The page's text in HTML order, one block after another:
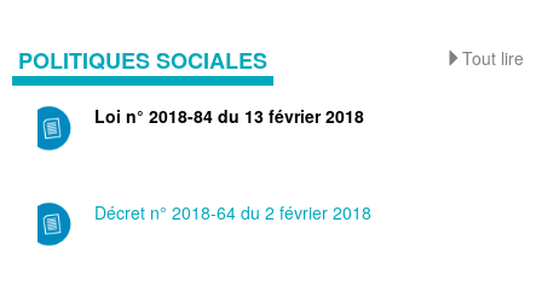
Tout lire
POLITIQUES SOCIALES
Loi n° 2018-84 du 13 février 2018
Décret n° 2018-64 du 2 février 2018